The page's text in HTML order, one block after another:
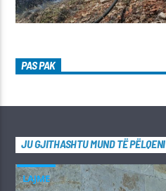
PAS PAK
JU GJITHASHTU MUND TË PËLQENI
LAJME